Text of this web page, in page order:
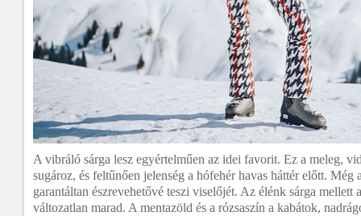
A vibráló sárga lesz egyértelműen az idei favorit. Ez a meleg,
sugároz, és feltűnően jelenség a hófehér havas háttér előtt. Még
garantáltan észrevehetővé teszi viselőjét. Az élénk sárga mellett
változatlan marad. A mentazöld és a rózsaszín a kabátok,